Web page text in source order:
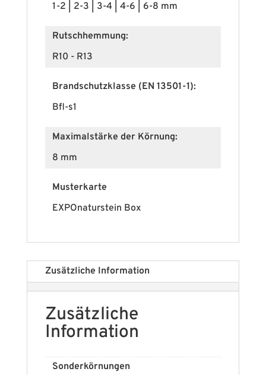
1-2 | 2-3 | 3-4 | 4-6 | 6-8 mm
Rutschhemmung:
R10 - R13
Brandschutzklasse (EN 13501-1):
Bfl-s1
Maximalstärke der Körnung:
8 mm
Musterkarte
EXPOnaturstein Box
Zusätzliche Information
Zusätzliche
Information
Sonderkörnungen